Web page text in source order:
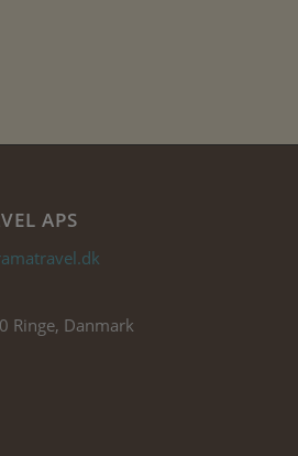
APS
Ringe, Danmark